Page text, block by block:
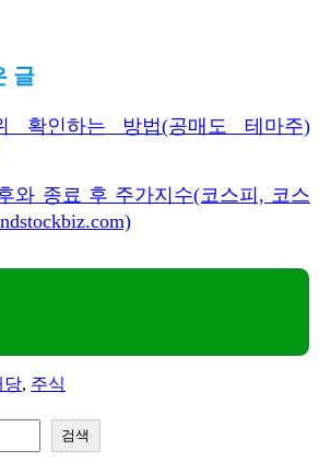
글
확인하는 방법(공매도 테마주)
와 종료 후 주가지수(코스피, 코스
당, 주식
검색